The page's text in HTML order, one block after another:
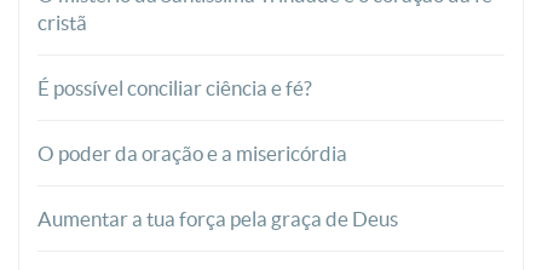
cristã
É possível conciliar ciência e fé?
O poder da oração e a misericórdia
Aumentar a tua força pela graça de Deus